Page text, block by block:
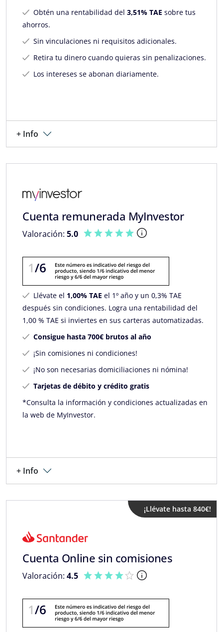
Obtén una rentabilidad del 3,51% TAE sobre tus
ahorros.
Sin vinculaciones ni requisitos adicionales.
Retira tu dinero cuando quieras sin penalizaciones.
Los intereses se abonan diariamente.
+ Info
Cuenta remunerada MyInvestor
Valoración: 5.0
Llévate el 1,00% TAE el 1º año y un 0,3% TAE
después sin condiciones. Logra una rentabilidad del
1,00 % TAE si inviertes en sus carteras automatizadas.
Consigue hasta 700€ brutos al año
¡Sin comisiones ni condiciones!
¡No son necesarias domiciliaciones ni nómina!
Tarjetas de débito y crédito gratis
*Consulta la información y condiciones actualizadas en
la web de MyInvestor.
+ Info
¡Llévate hasta 840€!
Cuenta Online sin comisiones
Valoración: 4.5